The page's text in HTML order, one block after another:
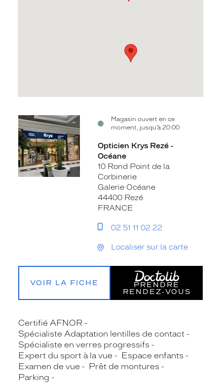
Magasin ouvert en ce
moment, jusqu’à 20:00
Voir
la
fiche
Opticien Krys Rezé -
Océane
10 Rond Point de la
Corbinerie
Galerie Océane
44400 Rezé
FRANCE
02 51 11 02 22
Localiser sur la carte
VOIR LA FICHE
PRENDRE
RENDEZ‑VOUS
Certifié AFNOR
Spécialiste Adaptation lentilles de contact
Spécialiste en verres progressifs
Expert du sport à la vue
Espace enfants
Examen de vue
Prêt de montures
Parking
Voir
la
fiche
Voir
la
fiche